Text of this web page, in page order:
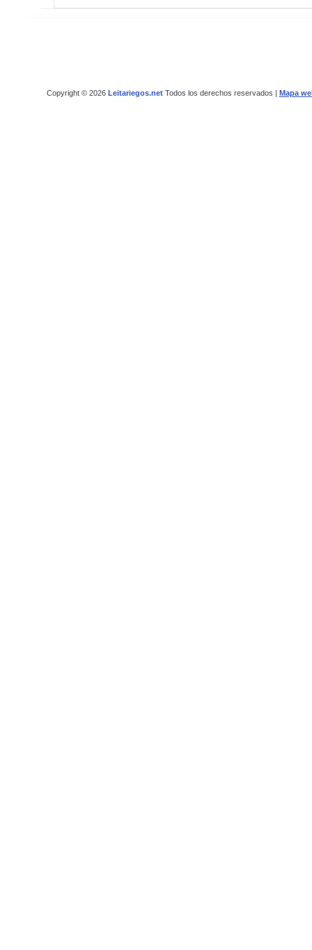
Copyright © 2026 Leitariegos.netTodos los derechos reservados | Mapa